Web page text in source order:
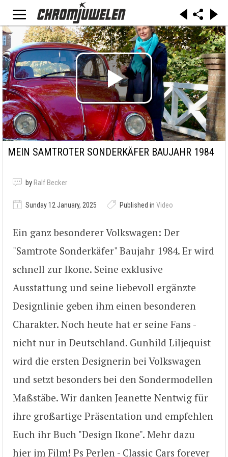
MEIN SAMTROTER SONDERKÄFER BAUJAHR 1984
by Ralf Becker
Sunday 12 January, 2025 Published in Video
Ein ganz besonderer Volkswagen: Der
"Samtrote Sonderkäfer" Baujahr 1984. Er wird
schnell zur Ikone. Seine exklusive
Ausstattung und seine liebevoll ergänzte
Designlinie geben ihm einen besonderen
Charakter. Noch heute hat er seine Fans -
nicht nur in Deutschland. Gunhild Liljequist
wird die ersten Designerin bei Volkswagen
und setzt besonders bei den Sondermodellen
Maßstäbe. Wir danken Jeanette Nentwig für
ihre großartige Präsentation und empfehlen
Euch ihr Buch "Design Ikone". Mehr dazu
hier im Film! Ps Perlen - Classic Cars forever